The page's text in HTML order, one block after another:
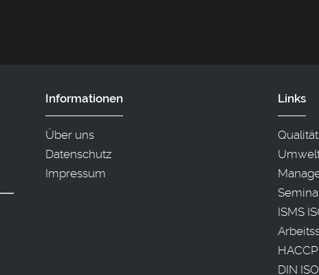
Informationen
Über uns
Datenschutz
Impressum
Links
ISMS
DIN